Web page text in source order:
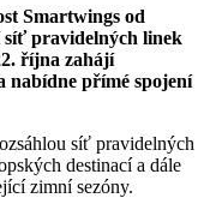
Smartwings od
síť pravidelných linek
října zahájí
nabídne přímé spojení
síť pravidelných
destinací a dále
zimní sezóny.